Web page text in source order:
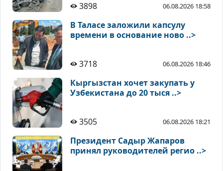
3898 06.08.2026 18:58
В Таласе заложили капсулу
времени в основание ново ..>
3718 06.08.2026 18:46
Кыргызстан хочет закупать у
Узбекистана до 20 тыся ..>
3505 06.08.2026 18:21
Президент Садыр Жапаров
принял руководителей регио ..>